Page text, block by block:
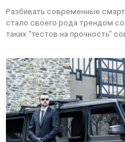
Разбивать современные
стало своего рода трендом
таких “тестов на прочность”